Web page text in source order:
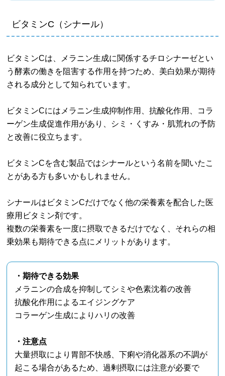
ビタミンC（シナール）
ビタミンCは、メラニン生成に関係するチロシナーゼとい
う酵素の働きを阻害する作用を持つため、美白効果が期待
される成分として知られています。
ビタミンCにはメラニン生成抑制作用、抗酸化作用、コラ
ーゲン生成促進作用があり、シミ・くすみ・肌荒れの予防
と改善に役立ちます。
ビタミンCを含む製品ではシナールという名前を聞いたこ
とがある方も多いかもしれません。
シナールはビタミンCだけでなく他の栄養素を配合した医
療用ビタミン剤です。
複数の栄養素を一度に摂取できるだけでなく、それらの相
乗効果も期待できる点にメリットがあります。
・期待できる効果
メラニンの合成を抑制してシミや色素沈着の改善
抗酸化作用によるエイジングケア
コラーゲン生成によりハリの改善
・注意点
大量摂取により胃部不快感、下痢や消化器系の不調が
起こる場合があるため、過剰摂取には注意が必要で